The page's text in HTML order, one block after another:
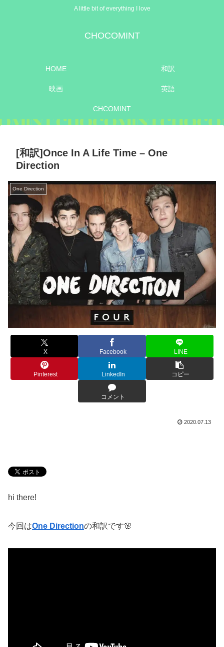
A little bit of everything I love
CHOCOMINT
HOME 和訳
映画 英語
CHCOMINT
[和訳]Once In A Life Time – One
Direction
One Direction
X Facebook LINE
Pinterest LinkedIn コピー
コメント
2020.07.13
hi there!
今回はOne Directionの和訳です🌸